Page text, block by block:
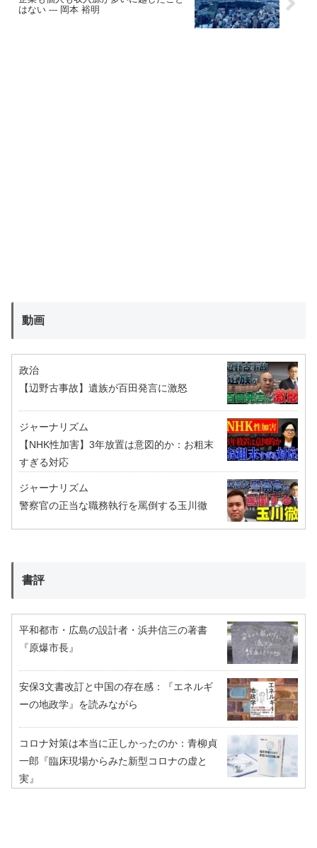
はない --- 岡本 裕明
動画
政治
【辺野古事故】遺族が百田発言に激怒
ジャーナリズム
【NHK性加害】3年放置は意図的か：お粗末
すぎる対応
ジャーナリズム
警察官の正当な職務執行を罵倒する玉川徹
書評
平和都市・広島の設計者・浜井信三の著書
『原爆市長』
安保3文書改訂と中国の存在感：『エネルギ
ーの地政学』を読みながら
コロナ対策は本当に正しかったのか：青柳貞
一郎『臨床現場からみた新型コロナの虚と
実』